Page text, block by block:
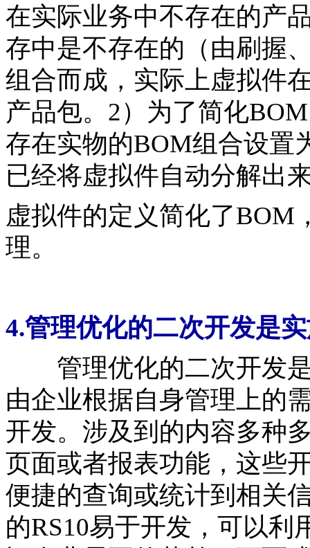
在实际业务中不存在的产
存中是不存在的（由刷握
组合而成，实际上虚拟件
产品包。2）为了简化
存在实物的BOM组合设置
已经将虚拟件自动分解出
虚拟件的定义简化了BOM
理。
4.管理优化的二次开发是
管理优化的二次开发是
由企业根据自身管理上的
开发。涉及到的内容多种
页面或者报表功能，这些
便捷的查询或统计到相关
的RS10易于开发，可以利